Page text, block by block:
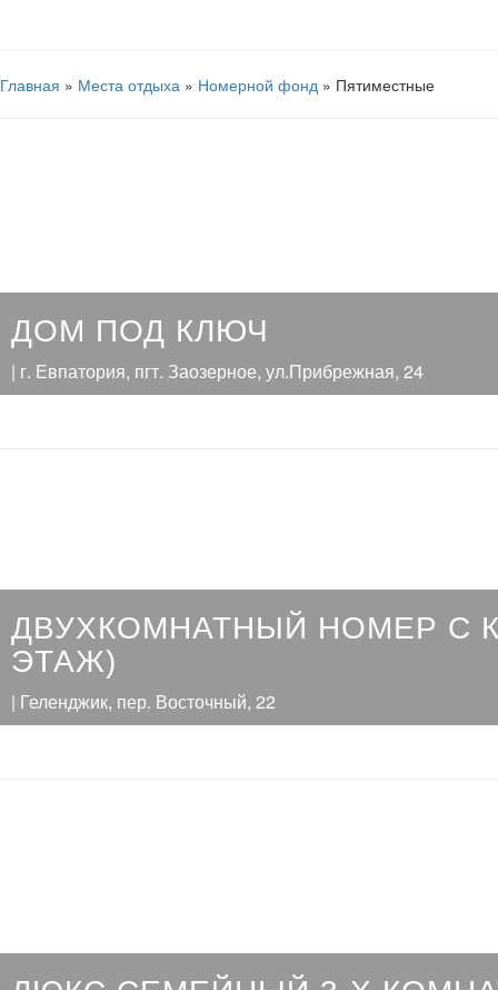
Главная » Места отдыха » Номерной фонд » Пятиместные
ДОМ ПОД КЛЮЧ
| г. Евпатория, пгт. Заозерное, ул.Прибрежная, 24
ДВУХКОМНАТНЫЙ НОМЕР С
ЭТАЖ)
| Геленджик, пер. Восточный, 22